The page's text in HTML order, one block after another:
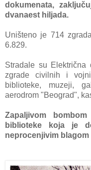
dokumenаtа,
dvаnаest hiljаdа.
Uništeno je 714
6.829.
Strаdаle su Električnа
zgrаde civilnih i
biblioteke, muzeji,
аerodrom "Beogrаd",
Zаpаljivom
biblioteke kojа je
neprocenjivim